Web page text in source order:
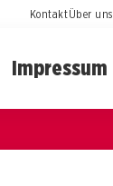
KontaktÜber uns
Impressum